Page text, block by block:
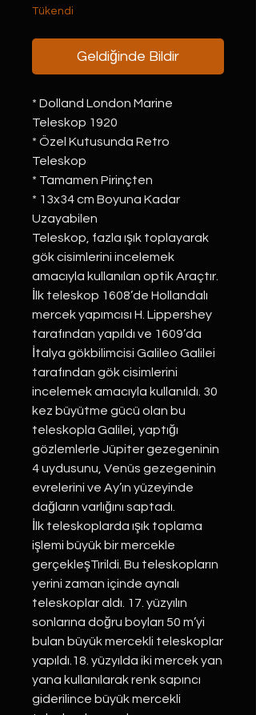
Tükendi
Geldiğinde Bildir
* Dolland London Marine
Teleskop 1920
* Özel Kutusunda Retro
Teleskop
* Tamamen Pirinçten
* 13x34 cm Boyuna Kadar
Uzayabilen
Teleskop, fazla ışık toplayarak
gök cisimlerini incelemek
amacıyla kullanılan optik Araçtır.
İlk teleskop 1608’de Hollandalı
mercek yapımcısı H. Lippershey
tarafından yapıldı ve 1609’da
İtalya gökbilimcisi Galileo Galilei
tarafından gök cisimlerini
incelemek amacıyla kullanıldı. 30
kez büyütme gücü olan bu
teleskopla Galilei, yaptığı
gözlemlerle Jüpiter gezegeninin
4 uydusunu, Venüs gezegeninin
evrelerini ve Ay’ın yüzeyinde
dağların varlığını saptadı.
İlk teleskoplarda ışık toplama
işlemi büyük bir mercekle
gerçekleşTırildi. Bu teleskopların
yerini zaman içinde aynalı
teleskoplar aldı. 17. yüzyılın
sonlarına doğru boyları 50 m’yi
bulan büyük mercekli teleskoplar
yapıldı.18. yüzyılda iki mercek yan
yana kullanılarak renk sapıncı
giderilince büyük mercekli